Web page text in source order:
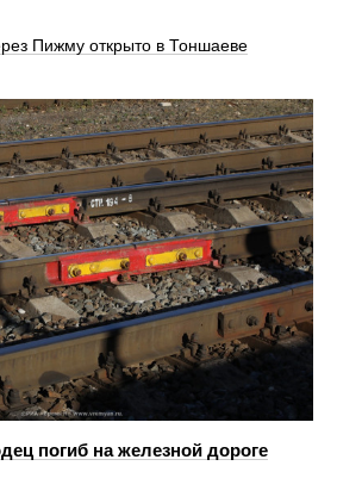
Пижму открыто в Тоншаеве
погиб на железной дороге